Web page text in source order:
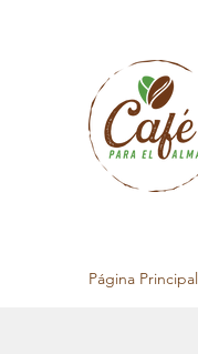
Página Principal